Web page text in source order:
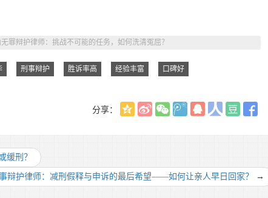
无罪辩护律师：挑战不可能的任务，如何洗清冤屈？
刑事辩护 胜诉率高 经验丰富 口碑好
分享：
缓刑？
辩护律师：减刑假释与申诉的最后希望——如何让亲人早日回家？ →